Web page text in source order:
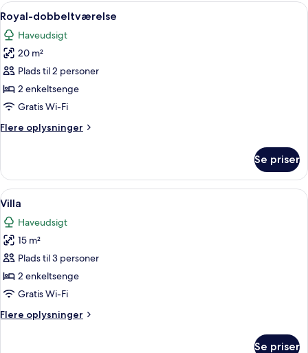
Indlæs
alle
billeder
af
Royal-
dobbeltværelse
En seng med blomstret sengetøj, et
2
Royal-dobbeltværelse
Haveudsigt
20 m²
Plads til 2 personer
2 enkeltsenge
Gratis Wi-Fi
Flere oplysninger
Flere
dobbeltværelse
Se priser
Indlæs
alle
billeder
af
Villa
Et hotelværelse med to senge, et
9
Villa
Haveudsigt
15 m²
Plads til 3 personer
2 enkeltsenge
Gratis Wi-Fi
Flere oplysninger
Flere
Se priser